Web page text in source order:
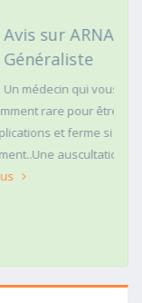
Médecin
les yeux c'est
Posé,clair dans
doit être menée